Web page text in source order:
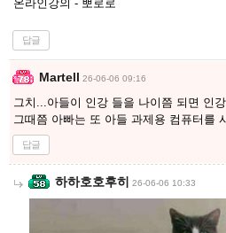
온라인강의 - 뽀로로
답글
Martell 26-06-06 09:16
그치...아들이 인강 들을 나이쯤 되면 인
그때쯤 아빠는 또 아들 과제용 컴퓨터를
답글
하하호호후히 26-06-06 10:33